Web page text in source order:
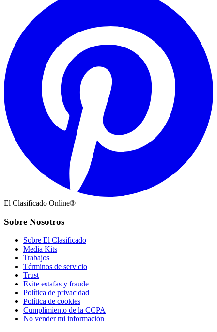
El Clasificado Online®
Sobre Nosotros
Sobre El Clasificado
Media Kits
Trabajos
Términos de servicio
Trust
Evite estafas y fraude
Política de privacidad
Política de cookies
Cumplimiento de la CCPA
No vender mi información